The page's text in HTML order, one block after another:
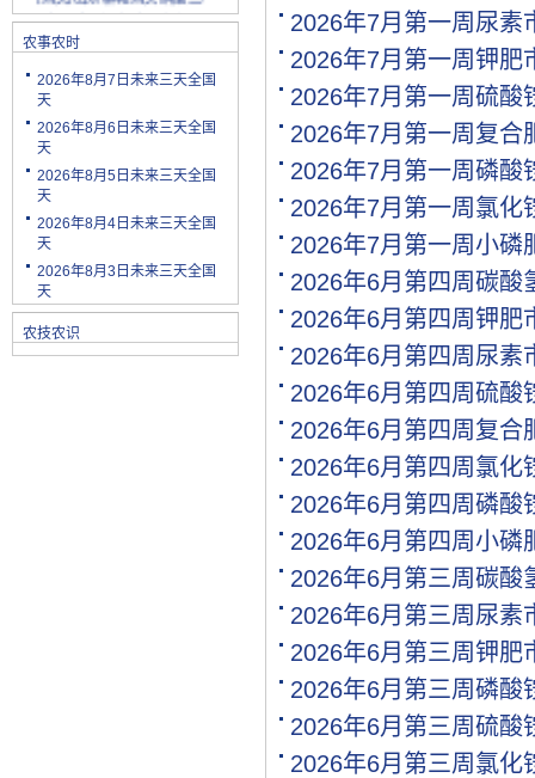
[购买]陕西渭南购买小麦配.
[购买]云南玉溪购买尿素10.
[购买]河南安阳购买二铵20.
[购买]四川绵阳购买尿素2.
[购买]天津购买小颗粒尿素.
[购买]内蒙古购买复合肥10.
[购买]天津购买大颗粒尿素.
[购买]河南新乡购买冲施肥.
[代理]陕西渭南代理小麦配.
[购买]新疆克孜勒苏柯尔克.
[购买]宁夏购买罗硫酸钾(.
农事农时
2026年8月7日未来三天全国
天
2026年8月6日未来三天全国
天
2026年8月5日未来三天全国
天
2026年8月4日未来三天全国
天
2026年8月3日未来三天全国
天
农技农识
2026年7月第一周尿素
2026年7月第一周钾肥
2026年7月第一周硫酸
2026年7月第一周复合
2026年7月第一周磷酸
2026年7月第一周氯化
2026年7月第一周小磷
2026年6月第四周碳酸
2026年6月第四周钾肥
2026年6月第四周尿素
2026年6月第四周硫酸
2026年6月第四周复合
2026年6月第四周氯化
2026年6月第四周磷酸
2026年6月第四周小磷
2026年6月第三周碳酸
2026年6月第三周尿素
2026年6月第三周钾肥
2026年6月第三周磷酸
2026年6月第三周硫酸
2026年6月第三周氯化